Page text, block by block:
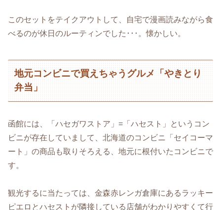
このセットをテイクアウトして、自宅で漫画読みながら食
べるのが休日のルーティンでした･･･。懐かしい。
地元コンビニで買えちゃうグルメ「やきとり
弁当」
函館には、「ハセガワストア」=「ハセスト」というコン
ビニが存在していまして、北海道のコンビニ「セイコーマ
ート」の商品も取りそろえる、地元に根付いたコンビニで
す。
観光するに当たっては、金森赤レンガ倉庫にあるラッキー
ピエロとハセストが隣接している店舗がわかりやすくて行